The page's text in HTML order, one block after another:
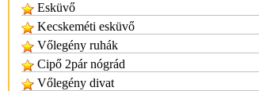
Esküvő
Kecskeméti esküvő
Vőlegény ruhák
Cipő 2pár nógrád
Vőlegény divat